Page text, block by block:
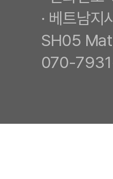
· 베트남
SH05
070-